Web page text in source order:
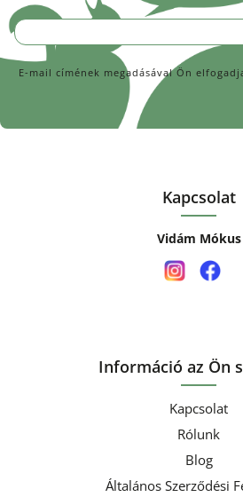
Kapcsolat
Vidám Mókus
Információ az Ön
Kapcsolat
Rólunk
Blog
Általános Szerződési
E-mail címének megadásával Ön